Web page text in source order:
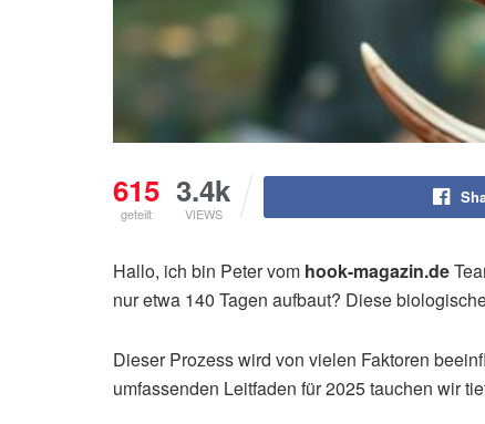
615
geteilt
3.4k
VIEWS
Hallo, ich bin Peter vom hook-magazin.de
nur etwa 140 Tagen aufbaut? Diese
Dieser Prozess wird von vielen Faktoren
umfassenden Leitfaden für 2025 tauchen wir